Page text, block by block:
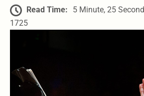
Read Time: 5 Minute, 25 Second
1725